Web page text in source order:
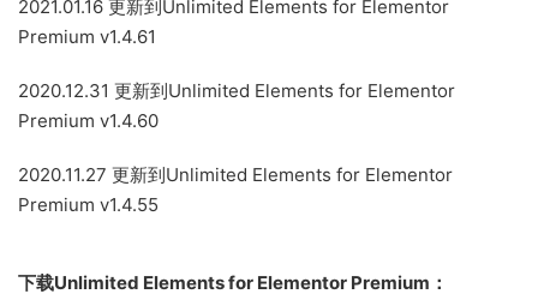
2021.01.16 更新到Unlimited Elements for Elementor
Premium v1.4.61
2020.12.31 更新到Unlimited Elements for Elementor
Premium v1.4.60
2020.11.27 更新到Unlimited Elements for Elementor
Premium v1.4.55
下载Unlimited Elements for Elementor Premium：